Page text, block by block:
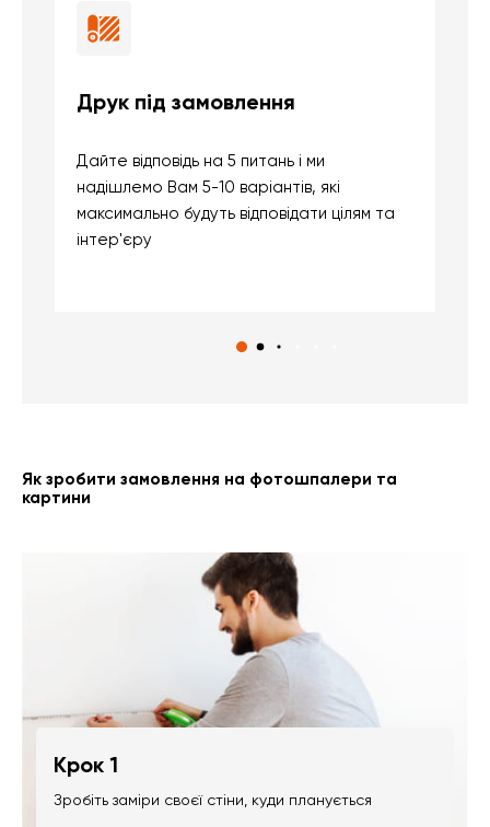
Друк під замовлення
Дайте відповідь на 5 питань і ми
надішлемо Вам 5-10 варіантів, які
максимально будуть відповідати цілям та
інтер'єру
Як зробити замовлення на фотошпалери та
картини
Крок 1
Зробіть заміри своєї стіни, куди планується